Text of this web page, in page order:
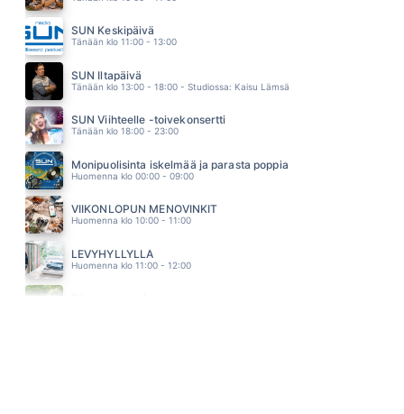
SMOKIE
01.40
JUHA TAPIO
01.37
SUN Keskipäivä
Tänään klo 11:00 - 13:00
SUN Iltapäivä
Tänään klo 13:00 - 18:00 - Studiossa: Kaisu Lämsä
SUN Viihteelle -toivekonsertti
Tänään klo 18:00 - 23:00
Monipuolisinta iskelmää ja parasta poppia
Huomenna klo 00:00 - 09:00
VIIKONLOPUN MENOVINKIT
Huomenna klo 10:00 - 11:00
LEVYHYLLYLLÄ
Huomenna klo 11:00 - 12:00